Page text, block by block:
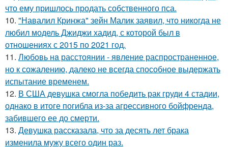
что ему пришлось продать собственного пса.
10. "Навалил Кринжа" зейн Малик заявил, что никогда не
любил модель Джиджи хадид, с которой был в
отношениях с 2015 по 2021 год.
11. Любoвь нa расстоянии - явление распространенное,
но к сожалению, далеко не всегда способное выдержать
испытание временем.
12. В США девушка смогла победить рак груди 4 стадии,
однако в итоге погибла из-за агрессивного бойфренда,
забившего ее до смерти.
13. Девушка рассказала, что за десять лет брака
изменила мужу всего один раз.